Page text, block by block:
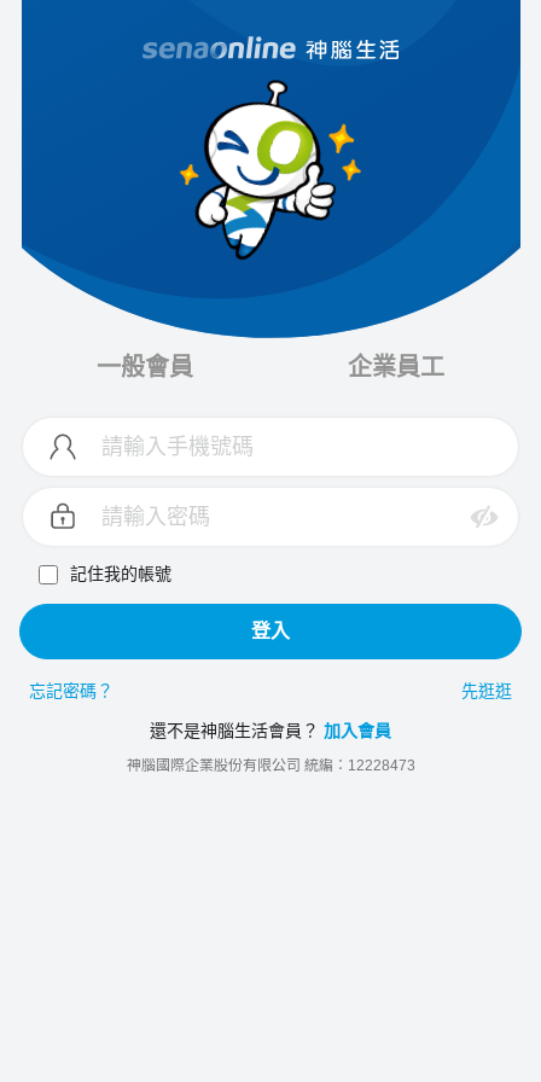
一般會員 企業員工
記住我的帳號
登入
忘記密碼？ 先逛逛
還不是神腦生活會員？ 加入會員
神腦國際企業股份有限公司 統編：12228473